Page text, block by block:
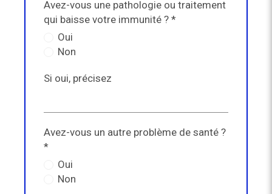
Avez-vous une pathologie ou traitement
qui baisse votre immunité ? *
Oui
Non
Si oui, précisez
Avez-vous un autre problème de santé ?
*
Oui
Non